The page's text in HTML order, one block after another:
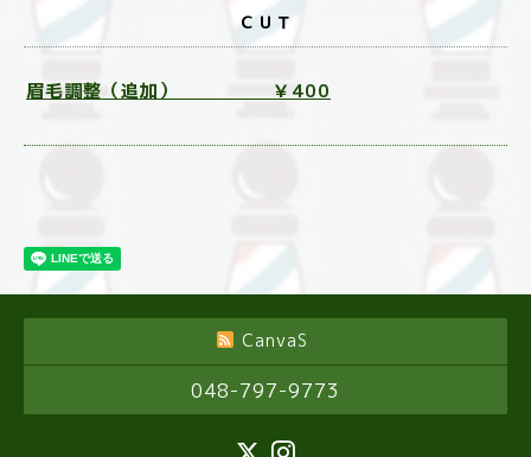
ＣＵＴ
眉毛調整（追加） ￥400
CanvaS
048-797-9773